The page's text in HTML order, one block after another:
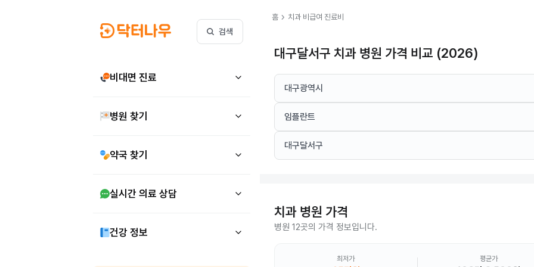
검색
비대면 진료
병원 찾기
약국 찾기
실시간 의료 상담
건강 정보
홈 chevron_right 치과 비급여 진료비
대구달서구 치과 병원 가격 비교 (2026)
대구광역시
임플란트
대구달서구
치과 병원 가격
병원 12곳의 가격 정보입니다.
최저가 평균가